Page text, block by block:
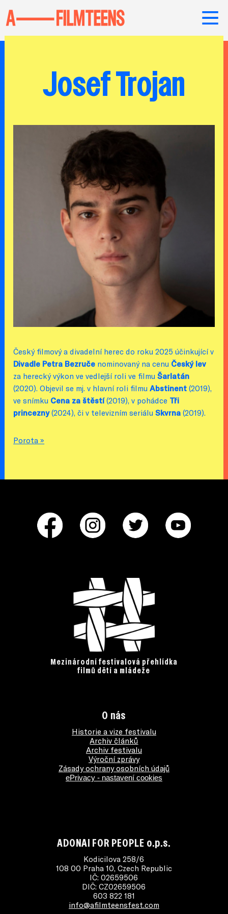
Josef Trojan
Český filmový a divadelní herec do roku 2025 účinkující v
Divadle Petra Bezruče nominovaný na cenu Český lev
za herecký výkon ve vedlejší roli ve filmuŠarlatán
(2020). Objevil se mj. v hlavní roli filmuAbstinent (2019),
ve snímku Cena za štěstí(2019), v pohádce Tři
princezny(2024), či v televizním seriáluSkvrna (2019).
Porota »
Mezinárodní festivalová přehlídka
filmů dětí a mládeže
O nás
Historie a vize festivalu
Archiv článků
Archiv festivalu
Výroční zprávy
Zásady ochrany osobních údajů
ePrivacy - nastavení cookies
ADONAI FOR PEOPLE o.p.s.
Kodicilova 258/6
108 00 Praha 10, Czech Republic
IČ: 02659506
DIČ: CZ02659506
603 822 181
info@afilmteensfest.com